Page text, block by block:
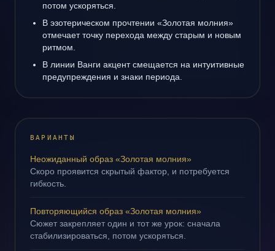
потом ускоряться.
В эзотерическом прочтении «Золотая молния»
отмечает точку перехода между старым и новым
ритмом.
В линии Ванги акцент смещается на интуитивные
предупреждения и знаки периода.
ВАРИАНТЫ
Неожиданный образ «Золотая молния»
Скоро проявится скрытый фактор, и потребуется
гибкость.
Повторяющийся образ «Золотая молния»
Сюжет закрепляет один и тот же урок: сначала
стабилизироваться, потом ускоряться.